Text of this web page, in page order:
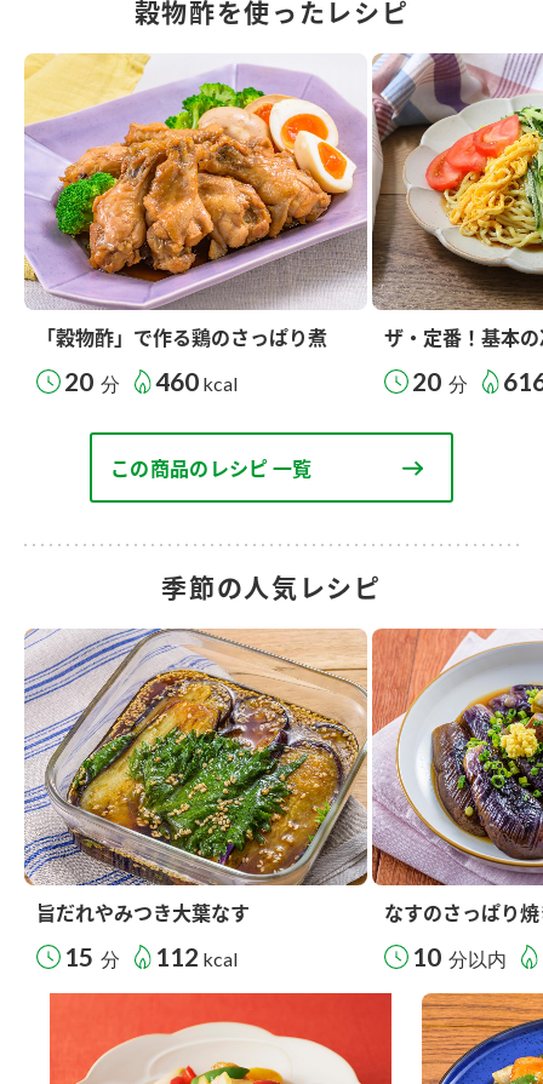
穀物酢を使ったレシピ
「穀物酢」で作る鶏のさっぱり煮
20 分 460 kcal
ザ・定番！基本
20 分
この商品のレシピ 一覧
季節の人気レシピ
旨だれやみつき大葉なす
15 分 112 kcal
なすのさっぱり
10 分以内